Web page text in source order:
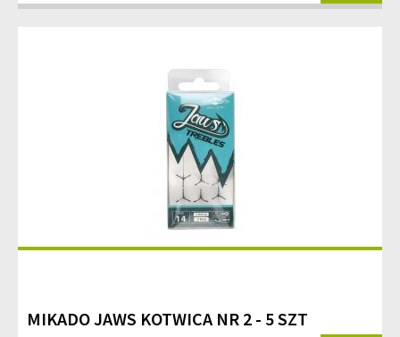
MIKADO JAWS KOTWICA NR 2 - 5 SZT